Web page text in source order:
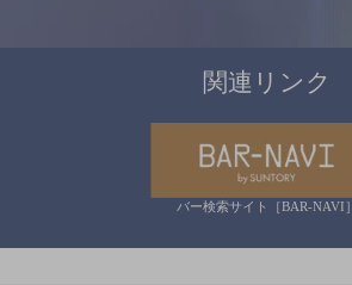
関連リンク
バー検索サイト［BAR-NAVI］